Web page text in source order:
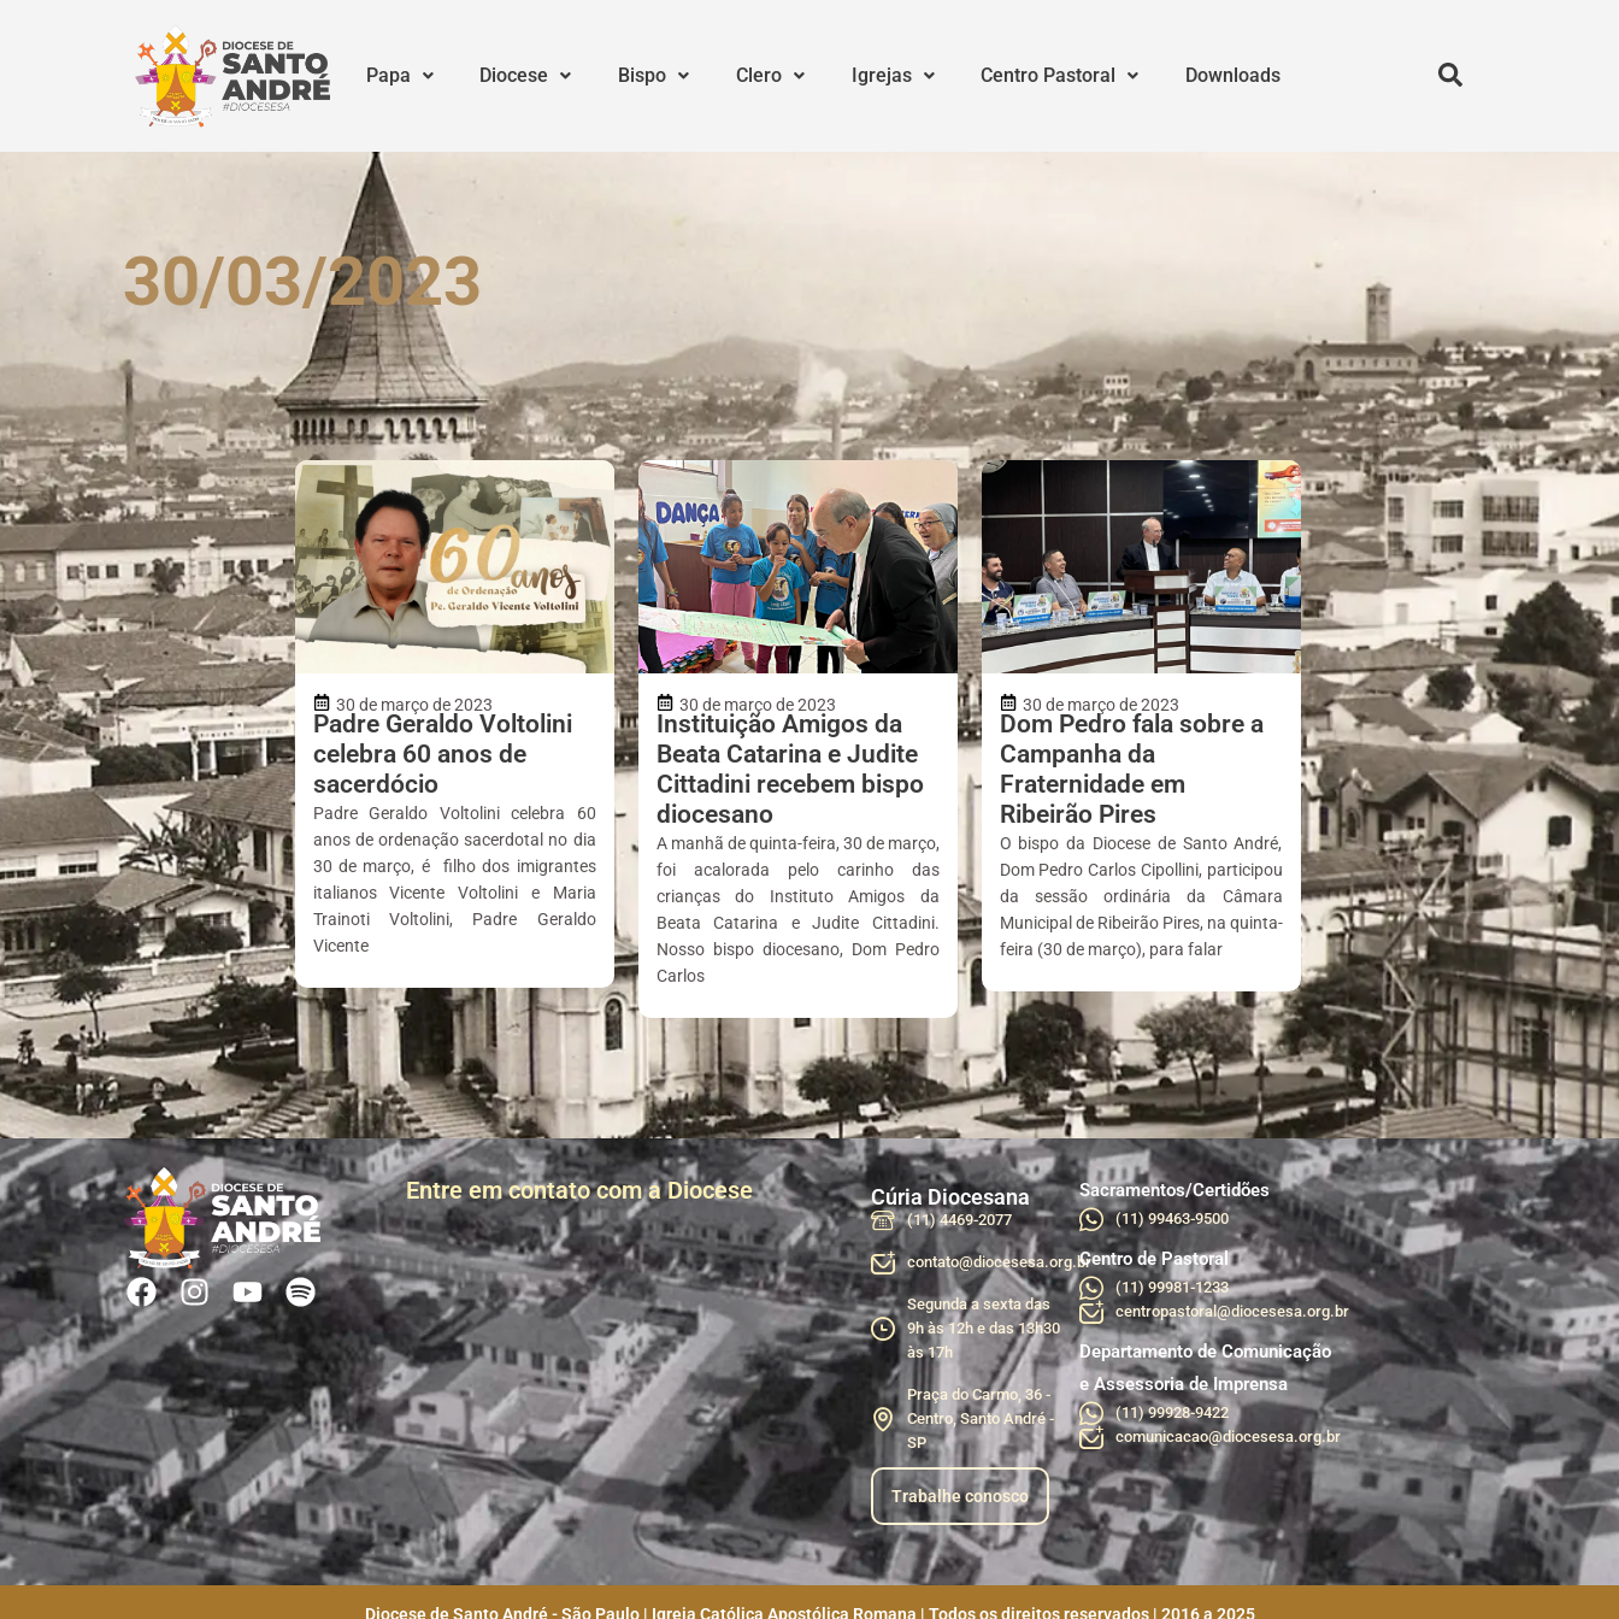
Papa Diocese Bispo Clero Igrejas Centro Pastoral Downloads
30/03/2023
30 de março de 2023
Padre Geraldo Voltolini
celebra 60 anos de
sacerdócio
Padre Geraldo Voltolini celebra 60
anos de ordenação sacerdotal no dia
30 de março, é filho dos imigrantes
italianos Vicente Voltolini e Maria
Trainoti Voltolini, Padre Geraldo
Vicente
30 de março de 2023
Instituição Amigos da
Beata Catarina e Judite
Cittadini recebem bispo
diocesano
A manhã de quinta-feira, 30 de março,
foi acalorada pelo carinho das
crianças do Instituto Amigos da
Beata Catarina e Judite Cittadini.
Nosso bispo diocesano, Dom Pedro
Carlos
30 de março de 2023
Dom Pedro fala sobre a
Campanha da
Fraternidade em
Ribeirão Pires
O bispo da Diocese de Santo André,
Dom Pedro Carlos Cipollini, participou
da sessão ordinária da Câmara
Municipal de Ribeirão Pires, na quinta-
feira (30 de março), para falar
Entre em contato com a Diocese Cúria Diocesana
(11) 4469-2077
contato@diocesesa.org.br
Segunda a sexta das
9h às 12h e das 13h30
às 17h
Praça do Carmo, 36 -
Centro, Santo André -
SP
Trabalhe conosco
Sacramentos/Certidões
(11) 99463-9500
Centro de Pastoral
(11) 99981-1233
centropastoral@diocesesa.org.br
Departamento de Comunicação
e Assessoria de Imprensa
(11) 99928-9422
comunicacao@diocesesa.org.br
Diocese de Santo André - São Paulo | Igreja Católica Apostólica Romana | Todos os direitos reservados | 2016 a 2025